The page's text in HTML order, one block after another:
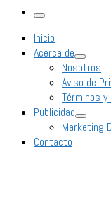
Inicio
Acerca de
Nosotros
Aviso de
Términos
Publicidad
Marketing
Contacto